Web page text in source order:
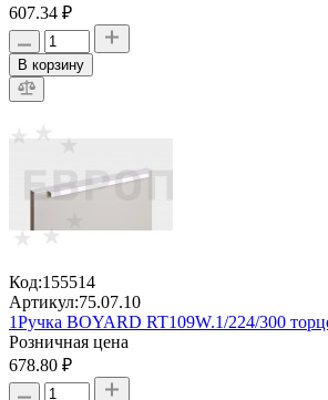
607.34 ₽
В корзину
Код:155514
Артикул:75.07.10
1Ручка BOYARD RT109W.1/224/300
Розничная цена
678.80 ₽